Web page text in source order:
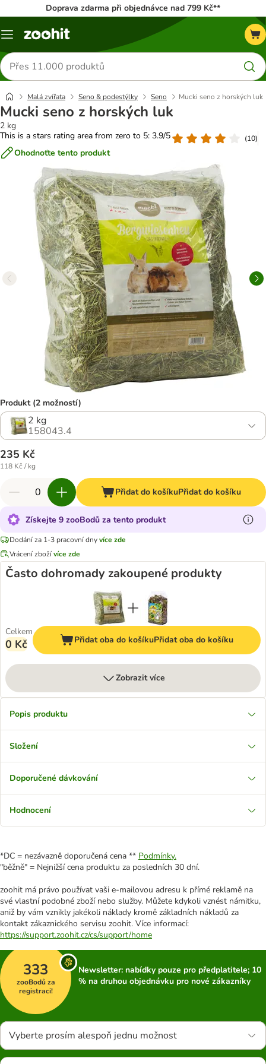
Doprava zdarma při objednávce nad 799 Kč**
Menu
Hledat
produkty
Malá zvířata Seno & podestýlky Seno Mucki seno z horských luk
Mucki seno z horských luk
2 kg
This is a stars rating area from zero to 5: 3.9/5
(10)
Ohodnoťte tento produkt
Produkt (2 možností)
2 kg
158043.4
235 Kč
118 Kč / kg
Přidat do košíkuPřidat do košíku
Získejte 9 zooBodů za tento produkt
Dodání za 1-3 pracovní dnyvíce zde
Vrácení zbožívíce zde
Často dohromady zakoupené produkty
Celkem
0 Kč Přidat oba do košíkuPřidat oba do košíku
Zobrazit více
Popis produktu
Složení
Doporučené dávkování
Hodnocení
*DC = nezávazně doporučená cena ** Podmínky.
"běžně" = Nejnižší cena produktu za posledních 30 dní.
zoohit má právo používat vaši e-mailovou adresu k přímé reklamě na
své vlastní podobné zboží nebo služby. Můžete kdykoli vznést námitku,
aniž by vám vznikly jakékoli náklady kromě základních nákladů za
kontakt zákaznického servisu zoohit. Více informací:
https://support.zoohit.cz/cs/support/home
333
zooBodů za
registraci!
Newsletter: nabídky pouze pro předplatitele; 10
% na druhou objednávku pro nové zákazníky
Vyberte prosím alespoň jednu možnost